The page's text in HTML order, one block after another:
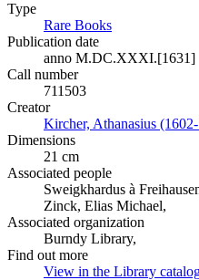
Type
Rare Books
Publication date
anno M.DC.XXXI.[1631]
Call number
711503
Creator
Kircher, Athanasius
Dimensions
21 cm
Associated people
Sweigkhardus à
Zinck, Elias Michael,
Associated organization
Burndy Library,
Find out more
View in the Library